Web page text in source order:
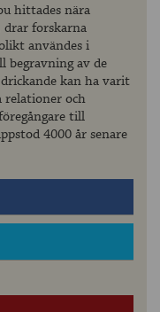
hittades nära
drar forskarna
användes i
begravning av de
kan ha varit
relationer och
till
4000 år senare